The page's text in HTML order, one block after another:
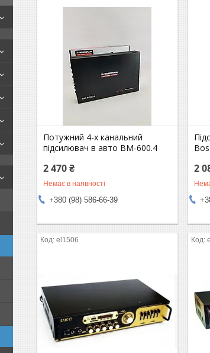
Потужний 4-х канальний
підсилювач в авто BM-600.4
2 470 ₴
Немає в наявності
+380 (98) 586-66-39
2
el1506